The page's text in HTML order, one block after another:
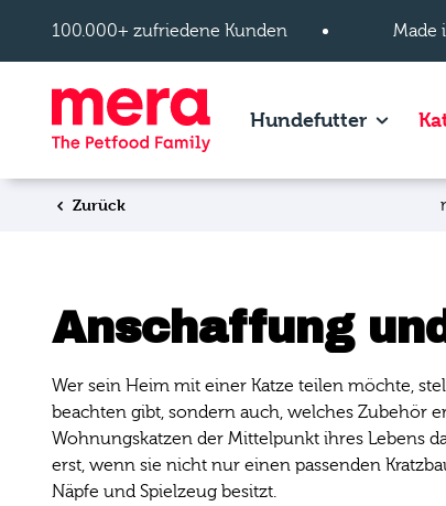
100.000+ zufriedene Kunden
Made
HundefutterShow
Zurück
Anschaffung
Wer sein Heim mit einer Katze teilen möchte,
beachten gibt, sondern auch, welches Zubehör
Wohnungskatzen der Mittelpunkt ihres Lebens
erst, wenn sie nicht nur einen passenden
Näpfe und Spielzeug besitzt.